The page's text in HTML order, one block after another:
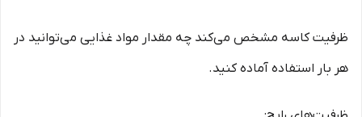
ظرفیت کاسه مشخص می‌کند چه مقدار مواد غذایی می‌توانید در
هر بار استفاده آماده کنید.